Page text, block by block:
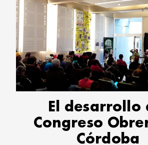
El desarrollo
Congreso
Córdoba